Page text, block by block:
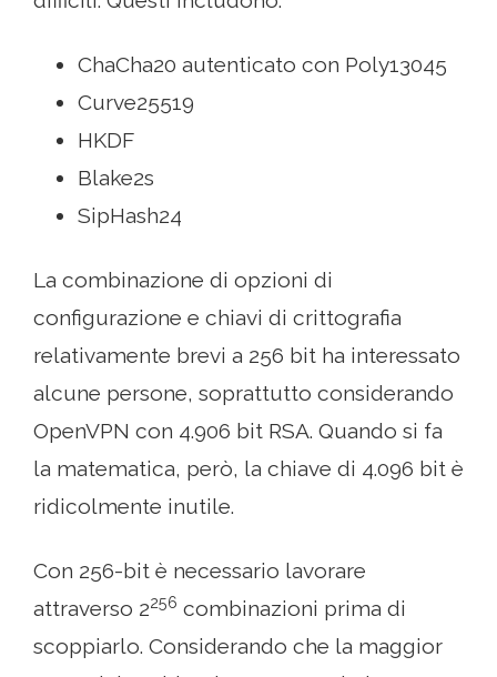
ChaCha20 autenticato con Poly13045
Curve25519
HKDF
Blake2s
SipHash24
La combinazione di opzioni di
configurazione e chiavi di crittografia
relativamente brevi a 256 bit ha interessato
alcune persone, soprattutto considerando
OpenVPN con 4.906 bit RSA. Quando si fa
la matematica, però, la chiave di 4.096 bit è
ridicolmente inutile.
Con 256-bit è necessario lavorare
attraverso 2256 combinazioni prima di
scoppiarlo. Considerando che la maggior